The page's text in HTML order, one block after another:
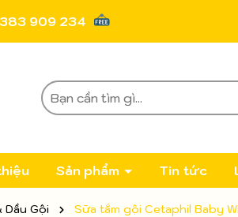
909 234
Sản phẩm Tin tức
Dầu Gội Sữa tắm gội Cetaphil Baby